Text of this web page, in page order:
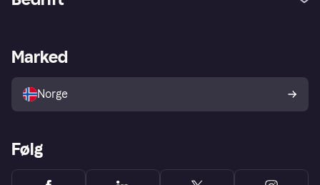
Utforsk butikker
Merchant portal
Marked
Norge
Følg